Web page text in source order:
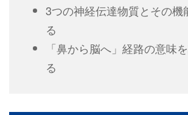
3つの神経伝達物質とその機
る
「鼻から脳へ」経路の意味
る